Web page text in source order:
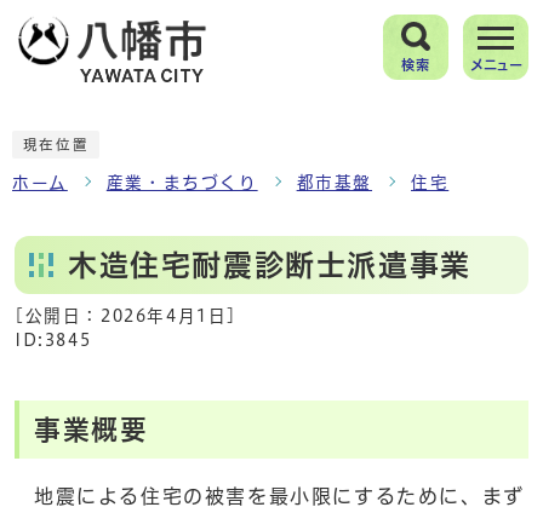
検索 メニュー
現在位置
ホーム 産業・まちづくり 都市基盤 住宅
木造住宅耐震診断士派遣事業
[公開日： 2026年4月1日
ID:3845
事業概要
地震による住宅の被害を最小限にするために、まず